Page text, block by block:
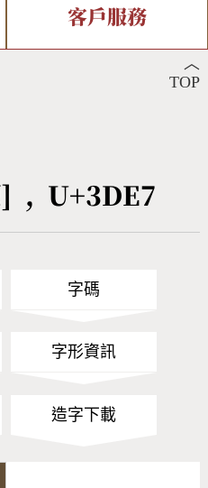
專有名詞介紹
注音查詢
Unicode查詢
造字解決方案
轉碼Web Service
客戶服務
︿
TOP
, U+3DE7
字碼
字形資訊
造字下載